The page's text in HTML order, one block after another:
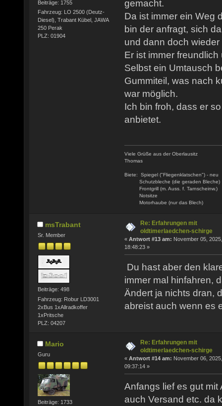
Beiträge: 1755
Fahrzeug: LO 2500 (Deutz-
Diesel), Trabant Kübel, JAWA
250 Perak
PLZ: 01904
gemacht.
Da ist immer ein Weg
bin der anfragt, sich
und dann doch wieder
Er ist immer
Selbst ein Umtausch
Gummiteil, was nach
war möglich.
Ich bin froh, dass er
anbietet.
Viele Grüße aus der Oberlausitz
Thomas
Biete: Spiegel ("Fliegenklatschen") - neu
Schutzbleche (die geraden Bleche)
Frontgrill (m. Auss. f. Tarnscheinw.)
Notsitze
Motorhaube (nur das Blech)
msTrabant
Sr. Member
Beiträge: 498
Fahrzeug: Robur LD3001
2xBus 1xAllradkoffer
1xPritsche
PLZ: 04207
Re: Erfahrungen mit
oldtimerlaedchen-schirge
« Antwort #13 am: November 05, 2025,
18:48:23 »
Du hast aber den
immer mal hinfahren,
Ändert ja nichts dran,
abreist auch wenn es
Mario
Guru
Beiträge: 1733
Re: Erfahrungen mit
oldtimerlaedchen-schirge
« Antwort #14 am: November 06, 2025,
09:37:14 »
Anfangs lief es gut
auch Versand etc. da